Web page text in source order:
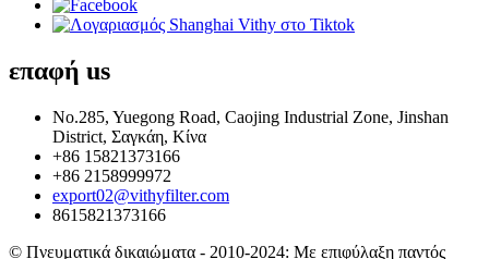
επαφή us
No.285, Yuegong Road, Caojing Industrial Zone, Jinshan
District, Σαγκάη, Κίνα
+86 15821373166
+86 2158999972
export02@vithyfilter.com
8615821373166
© Πνευματικά δικαιώματα - 2010-2024: Με επιφύλαξη παντός